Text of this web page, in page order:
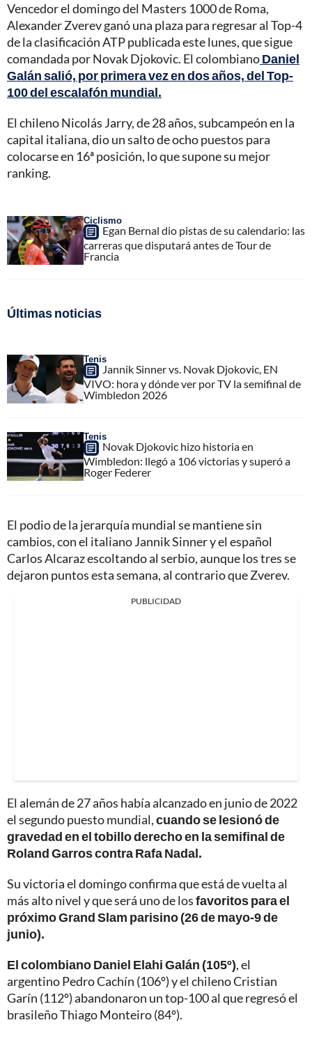
Vencedor el domingo del Masters 1000 de Roma,
Alexander Zverev ganó una plaza para regresar al Top-4
de la clasificación ATP publicada este lunes, que sigue
comandada por Novak Djokovic. El colombianoDaniel
Galán salió, por primera vez en dos años, del Top-
100 del escalafón mundial.
El chileno Nicolás Jarry, de 28 años, subcampeón en la
capital italiana, dio un salto de ocho puestos para
colocarse en 16ª posición, lo que supone su mejor
ranking.
Ciclismo
Egan Bernal dio pistas de su calendario: las
carreras que disputará antes de Tour de
Francia
Últimas noticias
Tenis
Jannik Sinner vs. Novak Djokovic, EN
VIVO: hora y dónde ver por TV la semifinal de
Wimbledon 2026
Tenis
Novak Djokovic hizo historia en
Wimbledon: llegó a 106 victorias y superó a
Roger Federer
El podio de la jerarquía mundial se mantiene sin
cambios, con el italiano Jannik Sinner y el español
Carlos Alcaraz escoltando al serbio, aunque los tres se
dejaron puntos esta semana, al contrario que Zverev.
PUBLICIDAD
El alemán de 27 años había alcanzado en junio de 2022
el segundo puesto mundial,cuando se lesionó de
gravedad en el tobillo derecho en la semifinal de
Roland Garros contra Rafa Nadal.
Su victoria el domingo confirma que está de vuelta al
más alto nivel y que será uno de losfavoritos para el
próximo Grand Slam parisino (26 de mayo-9 de
junio).
El colombiano Daniel Elahi Galán (105º), el
argentino Pedro Cachín (106º) y el chileno Cristian
Garín (112º) abandonaron un top-100 al que regresó el
brasileño Thiago Monteiro (84º).